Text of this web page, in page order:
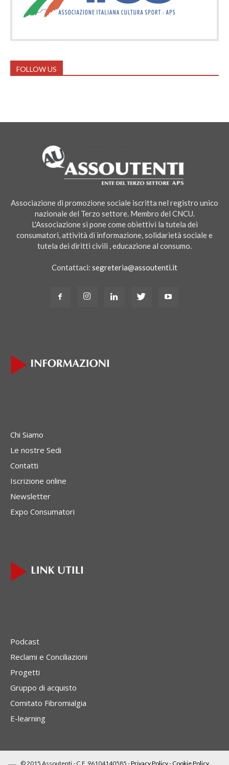
FOLLOW US
Associazione di promozione sociale iscritta nel registro unico
nazionale del Terzo settore. Membro del CNCU.
L'Associazione si pone come obiettivi la tutela dei
consumatori, attività di informazione, solidarietà sociale e
tutela dei diritti civili , educazione al consumo.
Contattaci: segreteria@assoutenti.it
Chi Siamo
Le nostre Sedi
Contatti
Iscrizione online
Newsletter
Expo Consumatori
Podcast
Reclami e Conciliazioni
Progetti
Gruppo di acquisto
Comitato Fibromialgia
E-learning
© 2015 Assoutenti - C.F. 96104140585 -Privacy Policy-Cookie Policy